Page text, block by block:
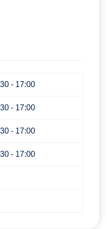
- 17:00
- 17:00
- 17:00
- 17:00